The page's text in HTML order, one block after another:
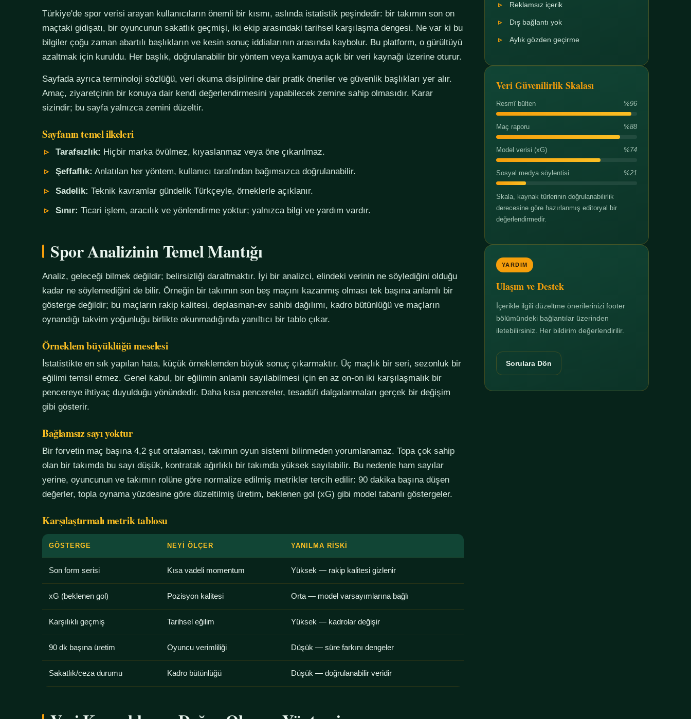
Türkiye'de spor verisi arayan kullanıcıların önemli bir kısmı, aslında istatistik peşindedir: bir takımın son on
maçtaki gidişatı, bir oyuncunun sakatlık geçmişi, iki ekip arasındaki tarihsel karşılaşma dengesi. Ne var ki bu
bilgiler çoğu zaman abartılı başlıkların ve kesin sonuç iddialarının arasında kaybolur. Bu platform, o gürültüyü
azaltmak için kuruldu. Her başlık, doğrulanabilir bir yöntem veya kamuya açık bir veri kaynağı üzerine oturur.
Sayfada ayrıca terminoloji sözlüğü, veri okuma disiplinine dair pratik öneriler ve güvenlik başlıkları yer alır.
Amaç, ziyaretçinin bir konuya dair kendi değerlendirmesini yapabilecek zemine sahip olmasıdır. Karar
sizindir; bu sayfa yalnızca zemini düzeltir.
Sayfanın temel ilkeleri
Tarafsızlık: Hiçbir marka övülmez, kıyaslanmaz veya öne çıkarılmaz.
Şeffaflık: Anlatılan her yöntem, kullanıcı tarafından bağımsızca doğrulanabilir.
Sadelik: Teknik kavramlar gündelik Türkçeyle, örneklerle açıklanır.
Sınır: Ticari işlem, aracılık ve yönlendirme yoktur; yalnızca bilgi ve yardım vardır.
Spor Analizinin Temel Mantığı
Analiz, geleceği bilmek değildir; belirsizliği daraltmaktır. İyi bir analizci, elindeki verinin ne söylediğini olduğu
kadar ne söylemediğini de bilir. Örneğin bir takımın son beş maçını kazanmış olması tek başına anlamlı bir
gösterge değildir; bu maçların rakip kalitesi, deplasman-ev sahibi dağılımı, kadro bütünlüğü ve maçların
oynandığı takvim yoğunluğu birlikte okunmadığında yanıltıcı bir tablo çıkar.
Örneklem büyüklüğü meselesi
İstatistikte en sık yapılan hata, küçük örneklemden büyük sonuç çıkarmaktır. Üç maçlık bir seri, sezonluk bir
eğilimi temsil etmez. Genel kabul, bir eğilimin anlamlı sayılabilmesi için en az on-on iki karşılaşmalık bir
pencereye ihtiyaç duyulduğu yönündedir. Daha kısa pencereler, tesadüfi dalgalanmaları gerçek bir değişim
gibi gösterir.
Bağlamsız sayı yoktur
Bir forvetin maç başına 4,2 şut ortalaması, takımın oyun sistemi bilinmeden yorumlanamaz. Topa çok sahip
olan bir takımda bu sayı düşük, kontratak ağırlıklı bir takımda yüksek sayılabilir. Bu nedenle ham sayılar
yerine, oyuncunun ve takımın rolüne göre normalize edilmiş metrikler tercih edilir: 90 dakika başına düşen
değerler, topla oynama yüzdesine göre düzeltilmiş üretim, beklenen gol (xG) gibi model tabanlı göstergeler.
Karşılaştırmalı metrik tablosu
GÖSTERGE NEYI ÖLÇER YANILMA RISKI
Son form serisi Kısa vadeli momentum Yüksek — rakip kalitesi gizlenir
xG (beklenen gol) Pozisyon kalitesi Orta — model varsayımlarına bağlı
Karşılıklı geçmiş Tarihsel eğilim Yüksek — kadrolar değişir
90 dk başına üretim Oyuncu verimliliği Düşük — süre farkını dengeler
Sakatlık/ceza durumu Kadro bütünlüğü Düşük — doğrulanabilir veridir
Reklamsız içerik
Dış bağlantı yok
Aylık gözden geçirme
Veri Güvenilirlik Skalası
Resmî bülten %96
Maç raporu %88
Model verisi (xG) %74
Sosyal medya söylentisi %21
Skala, kaynak türlerinin doğrulanabilirlik
derecesine göre hazırlanmış editoryal bir
değerlendirmedir.
YARDIM
Ulaşım ve Destek
İçerikle ilgili düzeltme önerilerinizi footer
bölümündeki bağlantılar üzerinden
iletebilirsiniz. Her bildirim değerlendirilir.
Sorulara Dön